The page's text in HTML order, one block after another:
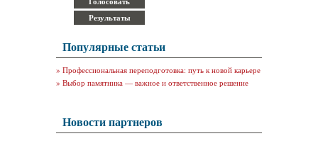
Популярные статьи
» Профессиональная переподготовка: путь к новой карьере
» Выбор памятника — важное и ответственное решение
Новости партнеров